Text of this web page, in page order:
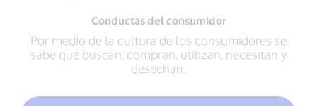
Conductas del consumidor
Por medio de la cultura de los consumidores se
sabe qué buscan, compran, utilizan, necesitan y
desechan.